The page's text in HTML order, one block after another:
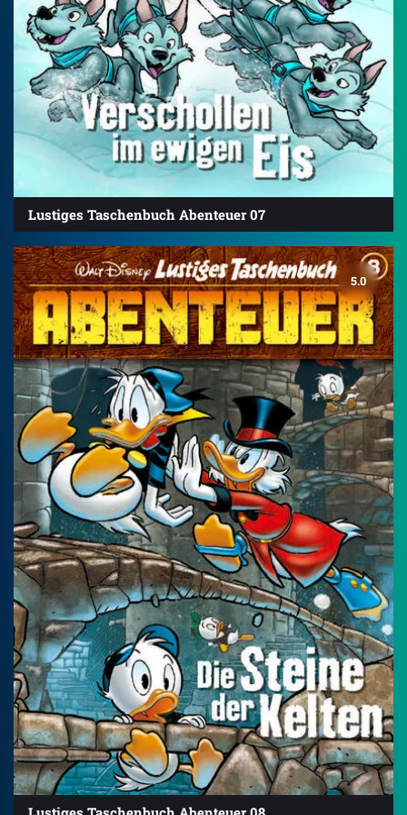
Lustiges Taschenbuch Abenteuer 07
5.0